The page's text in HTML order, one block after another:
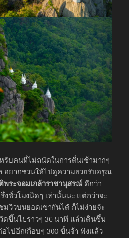
รับคนที่ไม่ถนัดในการตื่นเช้ามากๆ
อยากชวนให้ไปดูความสวยรับอรุณ
พระจอมเกล้าราชานุสรณ์ ดีกว่า
งชั่วโมงนิดๆ เท่านั้นนะ แต่กว่าจะ
วิวบนยอดเขากันได้ ก็ไม่ง่ายจ้ะ
ดขึ้นไปราวๆ 30 นาที แล้วเดินขึ้น
ไปอีกเกือบๆ 300 ขั้นจ้า ฟังแล้ว